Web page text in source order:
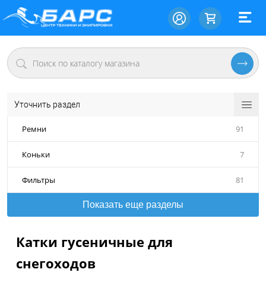
Уточнить раздел
Ремни 91
Коньки 7
Фильтры 81
Показать еще разделы
Катки гусеничные для
снегоходов